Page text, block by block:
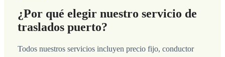
¿Por qué elegir nuestro servicio de
traslados puerto?
Todos nuestros servicios incluyen precio fijo, conductor